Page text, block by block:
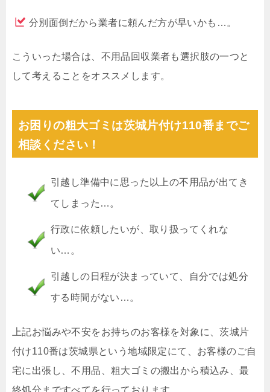
分別面倒だから業者に頼んだ方が早いかも…。
こういった場合は、不用品回収業者も選択肢の一つと
して考えることをオススメします。
お困りの粗大ゴミは茨城片付け110番までご
相談ください！
引越し準備中に思った以上の不用品が出てき
てしまった…。
行政に依頼したいが、取り扱ってくれな
い…。
引越しの日程が決まっていて、自分では処分
する時間がない…。
上記お悩みや不安をお持ちのお客様を対象に、茨城片
付け110番は茨城県という地域限定にて、お客様のご自
宅に出張し、不用品、粗大ゴミの搬出から積込み、最